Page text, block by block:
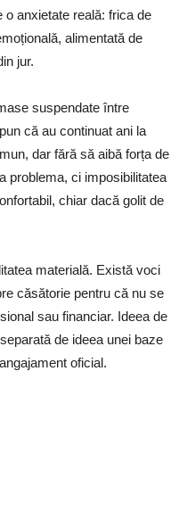
anxietate reală: frica de
alimentată de
jur.
suspendate între
că au continuat ani la
dar fără să aibă forța de
problema, ci imposibilitatea
chiar dacă golit de
materială. Există voci
căsătorie pentru că nu se
sau financiar. Ideea de
de ideea unei baze
oficial.